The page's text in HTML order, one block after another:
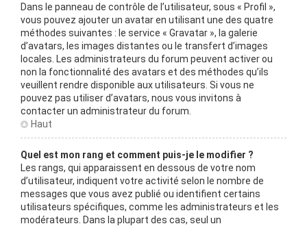
Dans le panneau de contrôle de l’utilisateur, sous « Profil »,
vous pouvez ajouter un avatar en utilisant une des quatre
méthodes suivantes : le service « Gravatar », la galerie
d’avatars, les images distantes ou le transfert d’images
locales. Les administrateurs du forum peuvent activer ou
non la fonctionnalité des avatars et des méthodes qu’ils
veuillent rendre disponible aux utilisateurs. Si vous ne
pouvez pas utiliser d’avatars, nous vous invitons à
contacter un administrateur du forum.
Haut
Quel est mon rang et comment puis-je le modifier ?
Les rangs, qui apparaissent en dessous de votre nom
d’utilisateur, indiquent votre activité selon le nombre de
messages que vous avez publié ou identifient certains
utilisateurs spécifiques, comme les administrateurs et les
modérateurs. Dans la plupart des cas, seul un